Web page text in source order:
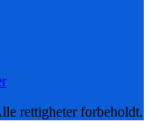
rettigheter forbeholdt.